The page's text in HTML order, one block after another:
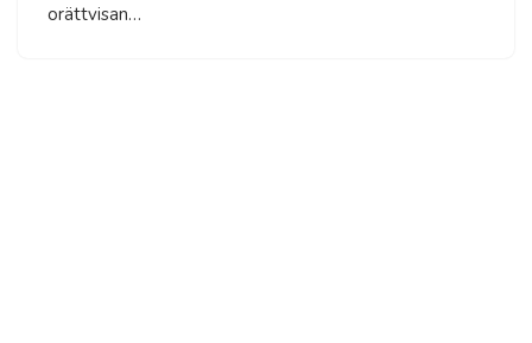
orättvisan…